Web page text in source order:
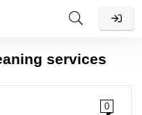
services
0